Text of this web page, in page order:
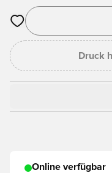
Öffnet ein neues
Druck
Online verfügbar